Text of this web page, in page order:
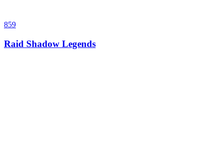
859
Raid Shadow Legends